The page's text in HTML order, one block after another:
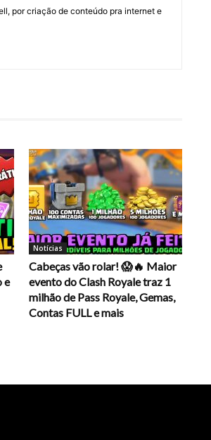
por criação de conteúdo pra internet e
e
Notícias
Cabeças vão rolar! 😱🔥 Maior
evento do Clash Royale traz 1
milhão de Pass Royale, Gemas,
Contas FULL e mais